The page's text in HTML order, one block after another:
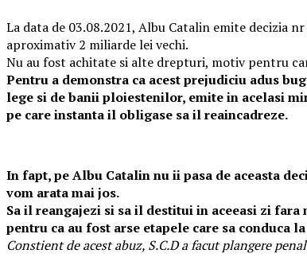
La data de 03.08.2021, Albu Catalin emite decizia
aproximativ 2 miliarde lei vechi.
Nu au fost achitate si alte drepturi, motiv pentru
Pentru a demonstra ca acest prejudiciu adus
lege si de banii ploiestenilor, emite in acelasi
pe care instanta il obligase sa il reaincadreze.
In fapt, pe Albu Catalin nu ii pasa de aceasta
vom arata mai jos.
Sa il reangajezi si sa il destitui in aceeasi zi
pentru ca au fost arse etapele care sa
Constient de acest abuz, S.C.D a facut plangere